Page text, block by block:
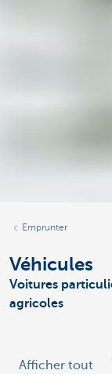
Emprunter
Véhicules
Voitures
agricoles
Afficher tout